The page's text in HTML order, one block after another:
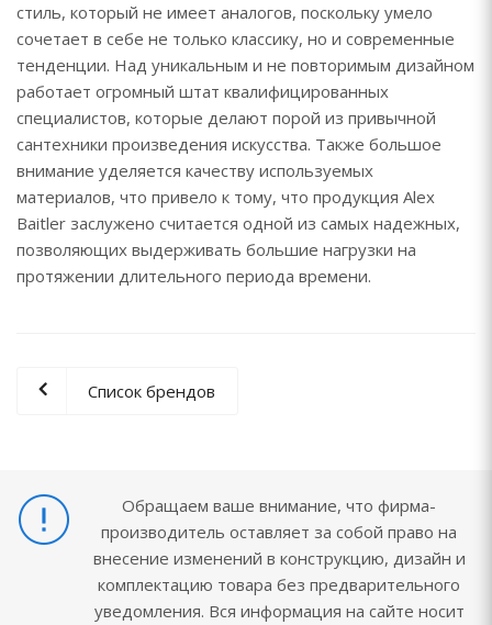
стиль, который не имеет аналогов, поскольку умело
сочетает в себе не только классику, но и современные
тенденции. Над уникальным и не повторимым дизайном
работает огромный штат квалифицированных
специалистов, которые делают порой из привычной
сантехники произведения искусства. Также большое
внимание уделяется качеству используемых
материалов, что привело к тому, что продукция Alex
Baitler заслужено считается одной из самых надежных,
позволяющих выдерживать большие нагрузки на
протяжении длительного периода времени.
Список брендов
Обращаем ваше внимание, что фирма-
производитель оставляет за собой право на
внесение изменений в конструкцию, дизайн и
комплектацию товара без предварительного
уведомления. Вся информация на сайте носит